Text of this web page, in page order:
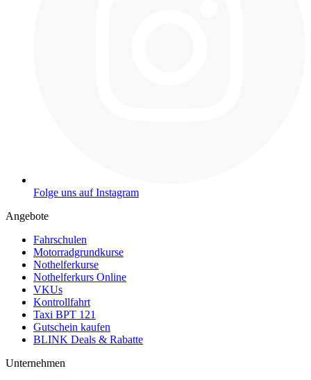
Folge uns auf Instagram
Angebote
Fahrschulen
Motorradgrundkurse
Nothelferkurse
Nothelferkurs Online
VKUs
Kontrollfahrt
Taxi BPT 121
Gutschein kaufen
BLINK Deals & Rabatte
Unternehmen